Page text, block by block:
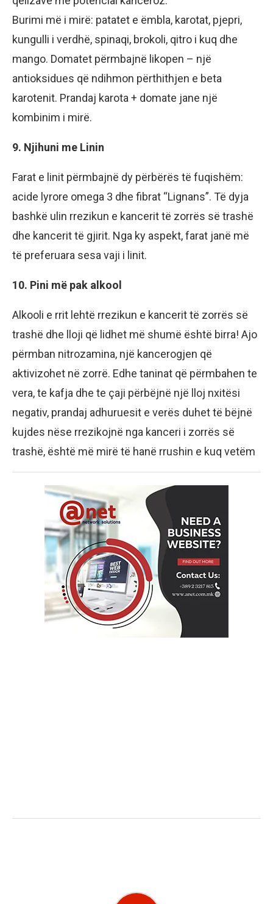
Burimi më i mirë: patatet e ëmbla, karotat, pjepri,
kungulli i verdhë, spinaqi, brokoli, qitro i kuq dhe
mango. Domatet përmbajnë likopen – një
antioksidues që ndihmon përthithjen e beta
karotenit. Prandaj karota + domate jane një
kombinim i mirë.
9. Njihuni me Linin
Farat e linit përmbajnë dy përbërës të fuqishëm:
acide lyrore omega 3 dhe fibrat “Lignans”. Të dyja
bashkë ulin rrezikun e kancerit të zorrës së trashë
dhe kancerit të gjirit. Nga ky aspekt, farat janë më
të preferuara sesa vaji i linit.
10. Pini më pak alkool
Alkooli e rrit lehtë rrezikun e kancerit të zorrës së
trashë dhe lloji që lidhet më shumë është birra! Ajo
përmban nitrozamina, një kancerogjen që
aktivizohet në zorrë. Edhe taninat që përmbahen te
vera, te kafja dhe te çaji përbëjnë një lloj nxitësi
negativ, prandaj adhuruesit e verës duhet të bëjnë
kujdes nëse rrezikojnë nga kanceri i zorrës së
trashë, është më mirë të hanë rrushin e kuq vetëm